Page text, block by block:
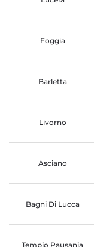
Foggia
Barletta
Livorno
Asciano
Bagni Di Lucca
Tempio Pausania